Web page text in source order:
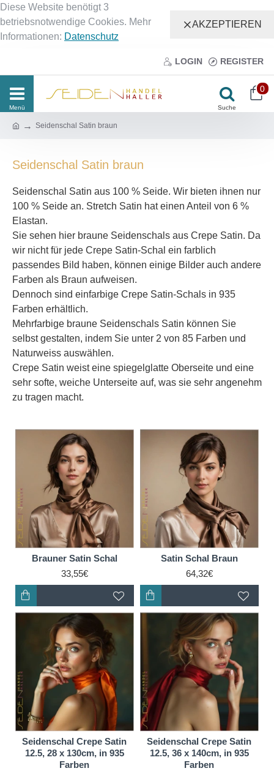
Diese Website benötigt 3
betriebsnotwendige Cookies. Mehr
Informationen: Datenschutz
AKZEPTIEREN
LOGIN REGISTER
0
Seidenschal Satin braun
Seidenschal Satin braun
Seidenschal Satin aus 100 % Seide. Wir bieten ihnen nur
100 % Seide an. Stretch Satin hat einen Anteil von 6 %
Elastan.
Sie sehen hier braune Seidenschals aus Crepe Satin. Da
wir nicht für jede Crepe Satin-Schal ein farblich
passendes Bild haben, können einige Bilder auch andere
Farben als Braun aufweisen.
Dennoch sind einfarbige Crepe Satin-Schals in 935
Farben erhältlich.
Mehrfarbige braune Seidenschals Satin können Sie
selbst gestalten, indem Sie unter 2 von 85 Farben und
Naturweiss auswählen.
Crepe Satin weist eine spiegelglatte Oberseite und eine
sehr softe, weiche Unterseite auf, was sie sehr angenehm
zu tragen macht.
Brauner Satin Schal
33,55€
Satin Schal Braun
64,32€
Seidenschal Crepe Satin
12.5, 28 x 130cm, in 935
Farben
Seidenschal Crepe Satin
12.5, 36 x 140cm, in 935
Farben